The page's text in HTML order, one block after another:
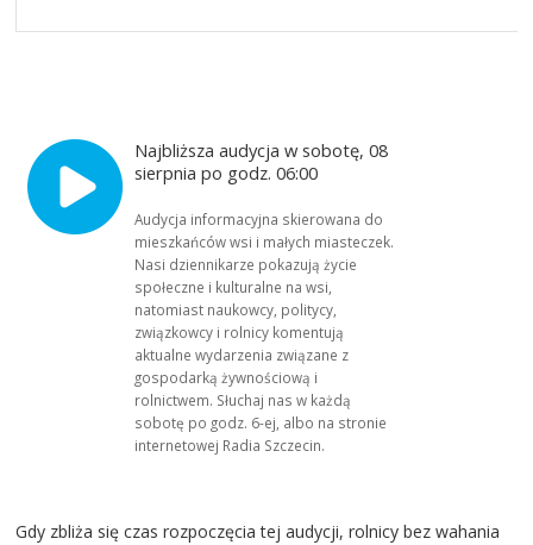
Najbliższa audycja w sobotę, 08
sierpnia po godz. 06:00
Audycja informacyjna skierowana do
mieszkańców wsi i małych miasteczek.
Nasi dziennikarze pokazują życie
społeczne i kulturalne na wsi,
natomiast naukowcy, politycy,
związkowcy i rolnicy komentują
aktualne wydarzenia związane z
gospodarką żywnościową i
rolnictwem. Słuchaj nas w każdą
sobotę po godz. 6-ej, albo na stronie
internetowej Radia Szczecin.
Gdy zbliża się czas rozpoczęcia tej audycji, rolnicy bez wahania